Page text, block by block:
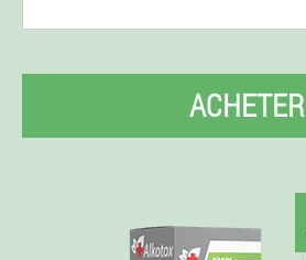
ACHETER